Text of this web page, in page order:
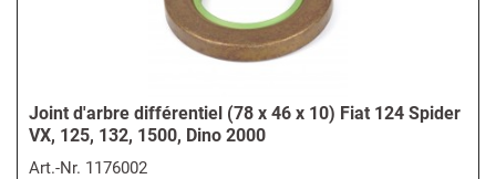
Joint d'arbre différentiel (78 x 46 x 10) Fiat 124 Spider
VX, 125, 132, 1500, Dino 2000
Art.-Nr. 1176002